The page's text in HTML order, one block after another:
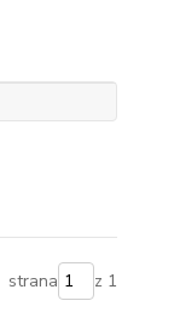
strana z 1